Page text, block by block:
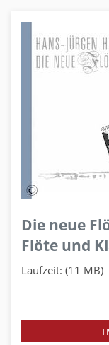
Die neue
Flöte und
Laufzeit: (11 MB)